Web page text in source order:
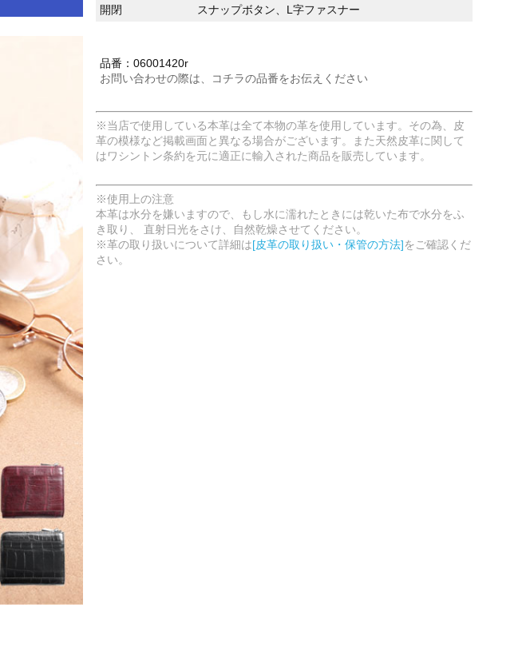
開閉
スナップボタン、L字ファスナー
品番：06001420r
お問い合わせの際は、コチラの品番をお伝えください
※当店で使用している本革は全て本物の革を使用しています。その為、皮
革の模様など掲載画面と異なる場合がございます。また天然皮革に関して
はワシントン条約を元に適正に輸入された商品を販売しています。
※使用上の注意
本革は水分を嫌いますので、もし水に濡れたときには乾いた布で水分をふ
き取り、 直射日光をさけ、自然乾燥させてください。
※革の取り扱いについて詳細は[皮革の取り扱い・保管の方法]をご確認くだ
さい。